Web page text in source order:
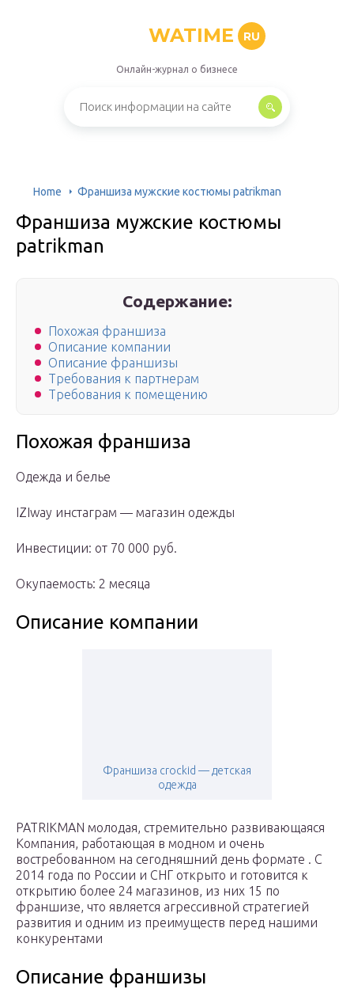
WATIME RU
Онлайн-журнал о бизнесе
Home Франшиза мужские костюмы patrikman
Франшиза мужские костюмы
patrikman
Содержание:
Похожая франшиза
Описание компании
Описание франшизы
Требования к партнерам
Требования к помещению
Похожая франшиза
Одежда и белье
IZIway инстаграм — магазин одежды
Инвестиции: от 70 000 руб.
Окупаемость: 2 месяца
Описание компании
Франшиза crockid — детская
одежда
PATRIKMAN молодая, стремительно развивающаяся
Компания, работающая в модном и очень
востребованном на сегодняшний день формате . С
2014 года по России и СНГ открыто и готовится к
открытию более 24 магазинов, из них 15 по
франшизе, что является агрессивной стратегией
развития и одним из преимуществ перед нашими
конкурентами
Описание франшизы